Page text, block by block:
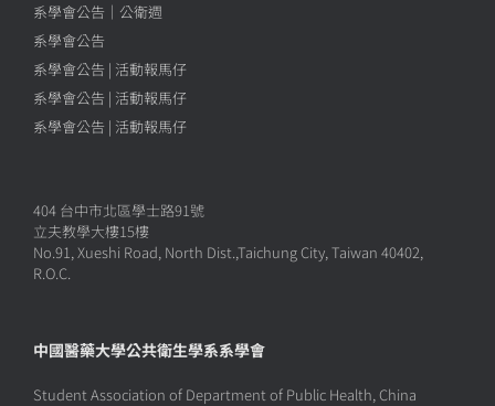
系學會公告｜公衛週
系學會公告
系學會公告 | 活動報馬仔
系學會公告 | 活動報馬仔
系學會公告 | 活動報馬仔
404 台中市北區學士路91號
立夫教學大樓15樓
No.91, Xueshi Road, North Dist.,Taichung City, Taiwan 40402,
R.O.C.
中國醫藥大學公共衛生學系系學會
Student Association of Department of Public Health, China